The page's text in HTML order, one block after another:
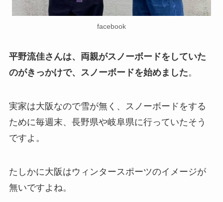
facebook
平野流佳さんは、両親がスノーボードをしていた
のがきっかけで、スノーボードを始めました。
実家は大阪なので雪が無く、スノーボードをする
ために毎週末、長野県や岐阜県に行っていたそう
ですよ。
たしかに大阪はウィンタースポーツのイメージが
無いですよね。